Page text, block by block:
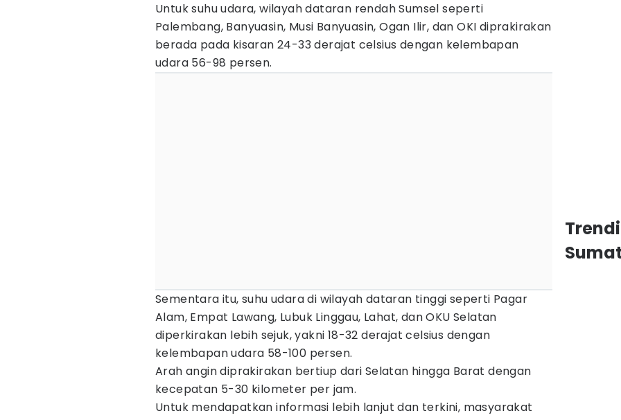
Untuk suhu udara, wilayah dataran rendah Sumsel seperti
Palembang, Banyuasin, Musi Banyuasin, Ogan Ilir, dan OKI diprakirakan
berada pada kisaran 24-33 derajat celsius dengan kelembapan
udara 56-98 persen.
Sementara itu, suhu udara di wilayah dataran tinggi seperti Pagar
Alam, Empat Lawang, Lubuk Linggau, Lahat, dan OKU Selatan
diperkirakan lebih sejuk, yakni 18-32 derajat celsius dengan
kelembapan udara 58-100 persen.
Arah angin diprakirakan bertiup dari Selatan hingga Barat dengan
kecepatan 5-30 kilometer per jam.
Untuk mendapatkan informasi lebih lanjut dan terkini, masyarakat